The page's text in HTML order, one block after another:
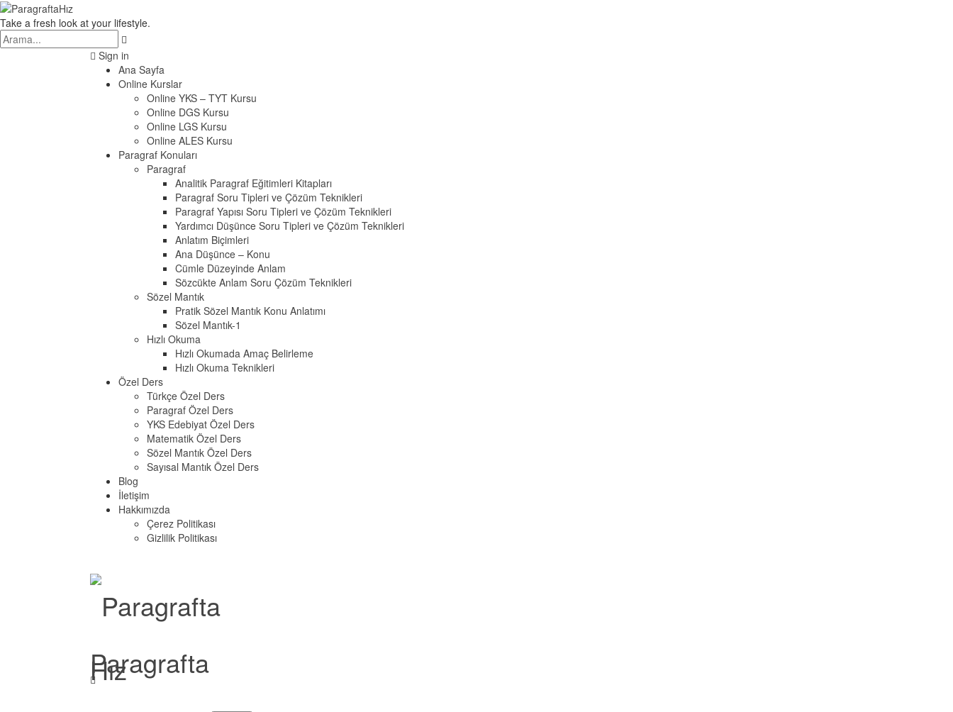
Take a fresh look at your lifestyle.
Sign in
Ana Sayfa
Online Kurslar
Online YKS – TYT Kursu
Online DGS Kursu
Online LGS Kursu
Online ALES Kursu
Paragraf Konuları
Paragraf
Analitik Paragraf Eğitimleri Kitapları
Paragraf Soru Tipleri ve Çözüm Teknikleri
Paragraf Yapısı Soru Tipleri ve Çözüm Teknikleri
Yardımcı Düşünce Soru Tipleri ve Çözüm Teknikleri
Anlatım Biçimleri
Ana Düşünce – Konu
Cümle Düzeyinde Anlam
Sözcükte Anlam Soru Çözüm Teknikleri
Sözel Mantık
Pratik Sözel Mantık Konu Anlatımı
Sözel Mantık-1
Hızlı Okuma
Hızlı Okumada Amaç Belirleme
Hızlı Okuma Teknikleri
Özel Ders
Türkçe Özel Ders
Paragraf Özel Ders
YKS Edebiyat Özel Ders
Matematik Özel Ders
Sözel Mantık Özel Ders
Sayısal Mantık Özel Ders
Blog
İletişim
Hakkımızda
Çerez Politikası
Gizlilik Politikası
Paragrafta